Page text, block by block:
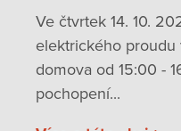
Ve čtvrtek 14. 10.
elektrického
domova od 15:00 -
pochopení...